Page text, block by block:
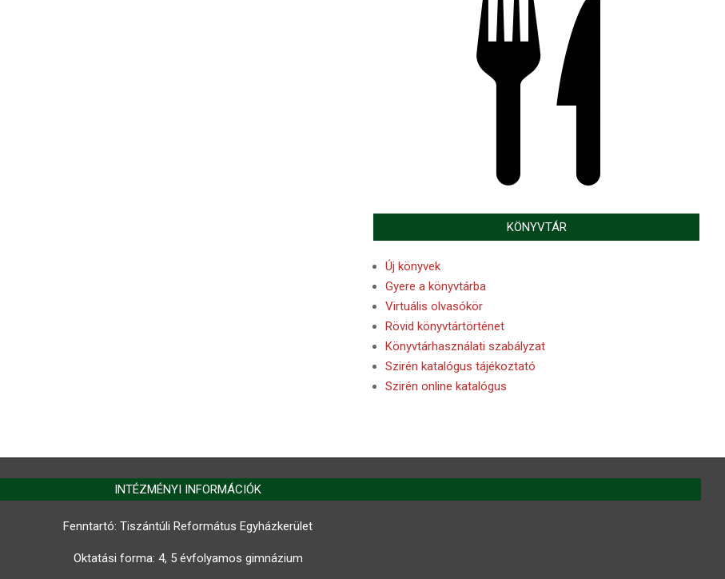
KÖNYVTÁR
Új könyvek
Gyere a könyvtárba
Virtuális olvasókör
Rövid könyvtártörténet
Könyvtárhasználati szabályzat
Szirén katalógus tájékoztató
Szirén online katalógus
INTÉZMÉNYI INFORMÁCIÓK
Fenntartó: Tiszántúli Református Egyházkerület
Oktatási forma: 4, 5 évfolyamos gimnázium